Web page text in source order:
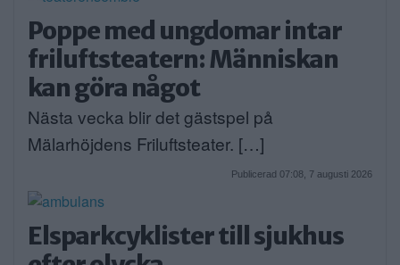
Poppe med ungdomar intar
friluftsteatern: Människan
kan göra något
Nästa vecka blir det gästspel på
Mälarhöjdens Friluftsteater. […]
Publicerad 07:08, 7 augusti 2026
Elsparkcyklister till sjukhus